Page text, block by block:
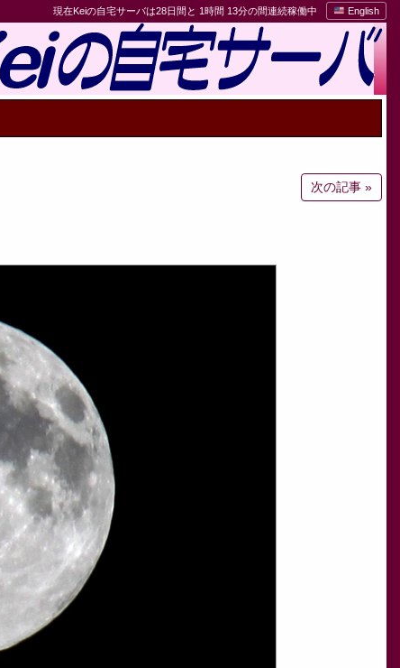
現在Keiの自宅サーバは28日間と 1時間 13分の間連続稼働中 English
次の記事 »